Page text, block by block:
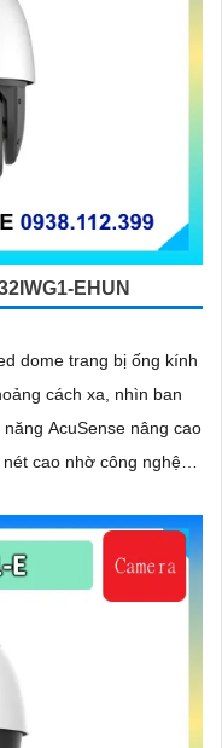
EHUN
dome trang bị ống kính
cách xa, nhìn ban
AcuSense nâng cao
cao nhờ công nghệ